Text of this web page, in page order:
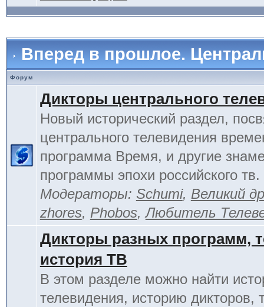
Вперед в прошлое.
Форум
Дикторы центрального
Новый исторический раздел,
центрального телевидения
программа Время, и другие
программы эпохи российского тв.
Модераторы: Schumi, Великий
zhores, Phobos,Любитель
Дикторы разных программ,
история ТВ
В этом разделе можно найти
телевидения, историю дикторов,